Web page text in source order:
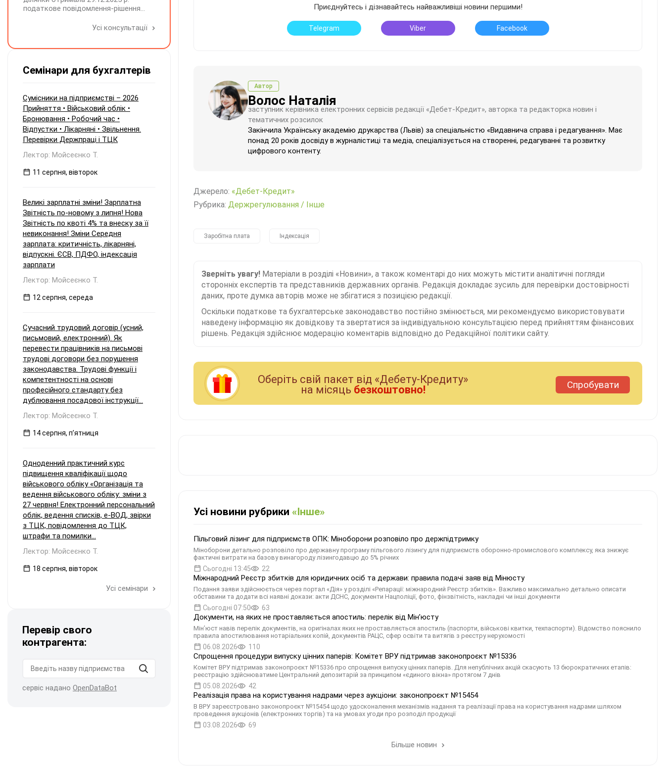
Приєднуйтесь і дізнавайтесь найважливіші новини першими!
Telegram Viber Facebook
Автор
Волос Наталія
заступник керівника електронних сервісів редакції «Дебет-Кредит», авторка та редакторка новин і
тематичних розсилок
Закінчила Українську академію друкарства (Львів) за спеціальністю «Видавнича справа і редагування». Має
понад 20 років досвіду в журналістиці та медіа, спеціалізується на створенні, редагуванні та розвитку
цифрового контенту.
Джерело: «Дебет-Кредит»
Рубрика: Держрегулювання / Інше
Заробітна плата Індексація
Зверніть увагу! Матеріали в розділі «Новини», а також коментарі до них можуть містити аналітичні погляди
сторонніх експертів та представників державних органів. Редакція докладає зусиль для перевірки достовірності
даних, проте думка авторів може не збігатися з позицією редакції.
Оскільки податкове та бухгалтерське законодавство постійно змінюється, ми рекомендуємо використовувати
наведену інформацію як довідкову та звертатися за індивідуальною консультацією перед прийняттям фінансових
рішень. Редакція здійснює модерацію коментарів відповідно до Редакційної політики сайту.
Оберiть свiй пакет вiд «Дебету-Кредиту»
на мiсяць безкоштовно! Спробувати
Усі новини рубрики «Інше»
Пільговий лізинг для підприємств ОПК: Міноборони розповіло про держпідтримку
Міноборони детально розповіло про державну програму пільгового лізингу для підприємств оборонно-промислового комплексу, яка знижує
фактичні витрати на базову винагороду лізингодавцю до 5% річних
Сьогодні 13:45 22
Міжнародний Реєстр збитків для юридичних осіб та держави: правила подачі заяв від Мінюсту
Подання заяви здійснюється через портал «Дія» у розділі «Репарації: міжнародний Реєстр збитків». Важливо максимально детально описати
обставини та додати всі наявні докази: акти ДСНС, документи Нацполіції, фото, фінзвітність, накладні чи інші документи
Сьогодні 07:50 63
Документи, на яких не проставляється апостиль: перелік від Мін’юсту
Мін’юст навів перелік документів, на оригіналах яких не проставляється апостиль (паспорти, військові квитки, техпаспорти). Відомство пояснило
правила апостилювання нотаріальних копій, документів РАЦС, сфер освіти та витягів з реєстру нерухомості
06.08.2026 110
Спрощення процедури випуску цінних паперів: Комітет ВРУ підтримав законопроєкт №15336
Комітет ВРУ підтримав законопроєкт №15336 про спрощення випуску цінних паперів. Для непублічних акцій скасують 13 бюрократичних етапів:
реєстрацію здійснюватиме Центральний депозитарій за принципом «єдиного вікна» протягом 7 днів
05.08.2026 42
Реалізація права на користування надрами через аукціони: законопроєкт №15454
В ВРУ зареєстровано законопроєкт №15454 щодо удосконалення механізмів надання та реалізації права на користування надрами шляхом
проведення аукціонів (електронних торгів) та на умовах угоди про розподіл продукції
03.08.2026 69
Більше новин
податкове повідомлення-рішення
нарахування МПЗ за весь 2024 рік.
зареєстровано у Держреєстрі
щоб МПЗ було нараховано лише за
січень – березень 2024 року?
Усі консультації
Семінари для бухгалтерів
Сумісники на підприємстві – 2026
Прийняття • Військовий облік •
Бронювання • Робочий час •
Відпустки • Лікарняні • Звільнення.
Перевірки Держпраці і ТЦК
Лектор: Мойсеєнко Т.
11 серпня, вівторок
Великі зарплатні зміни! Зарплатна
Звітність по-новому з липня! Нова
Звітність по квоті 4% та внеску за її
невиконання! Зміни Середня
зарплата: критичність, лікарняні,
відпускні. ЄСВ, ПДФО, індексація
зарплати
Лектор: Мойсеєнко Т.
12 серпня, середа
Сучасний трудовий договір (усний,
письмовий, електронний). Як
перевести працівників на письмові
трудові договори без порушення
законодавства. Трудові функції і
компетентності на основі
професійного стандарту без
дублювання посадової інструкції...
Лектор: Мойсеєнко Т.
14 серпня, пʼятниця
Одноденний практичний курс
підвищення кваліфікації щодо
військового обліку «Організація та
ведення військового обліку: зміни з
27 червня! Електронний персональний
облік, ведення списків, е-ВОД, звірки
з ТЦК, повідомлення до ТЦК,
штрафи та помилки...
Лектор: Мойсеєнко Т.
18 серпня, вівторок
Усі семінари
Перевір свого
контрагента:
сервіс надано OpenDataBot